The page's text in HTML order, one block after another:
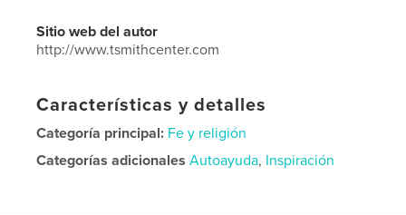
Sitio web del autor
http://www.tsmithcenter.com
Características y detalles
Categoría principal: Fe y religión
Categorías adicionales Autoayuda, Inspiración